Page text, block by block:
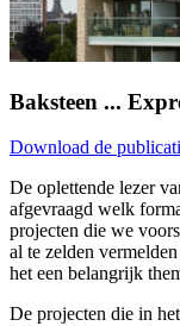
Baksteen ...
Download de
De oplettende lezer
afgevraagd welk
projecten die we
al te zelden
het een belangrijk
De projecten die in